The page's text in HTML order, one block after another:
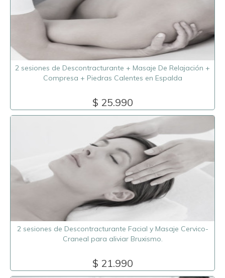
2 sesiones de Descontracturante + Masaje De Relajación +
Compresa + Piedras Calentes en Espalda
$ 25.990
2 sesiones de Descontracturante Facial y Masaje Cervico-
Craneal para aliviar Bruxismo.
$ 21.990